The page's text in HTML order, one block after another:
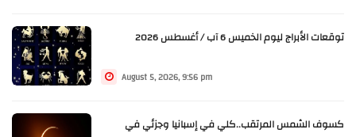
توقعات الأبراج ليوم الخميس 6 آب / أغسطس 2026
August 5, 2026, 9:56 pm
كسوف الشمس المرتقب..كلي في إسبانيا وجزئي في